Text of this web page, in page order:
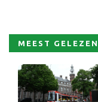
MEEST GELEZEN